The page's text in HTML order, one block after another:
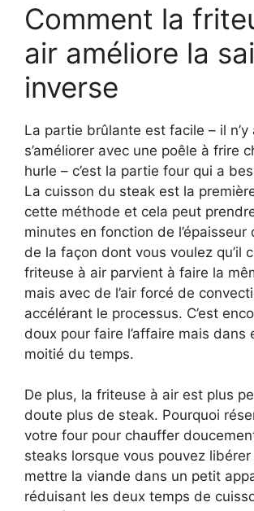
Comment la
air améliore la
inverse
La partie brûlante est facile – il n’y
s’améliorer avec une poêle à frire
hurle – c’est la partie four qui a
La cuisson du steak est la
cette méthode et cela peut
minutes en fonction de l’épaisseur
de la façon dont vous voulez qu’il
friteuse à air parvient à faire la
mais avec de l’air forcé de
accélérant le processus. C’est
doux pour faire l’affaire mais dans
moitié du temps.
De plus, la friteuse à air est plus
doute plus de steak. Pourquoi
votre four pour chauffer
steaks lorsque vous pouvez
mettre la viande dans un petit
réduisant les deux temps de